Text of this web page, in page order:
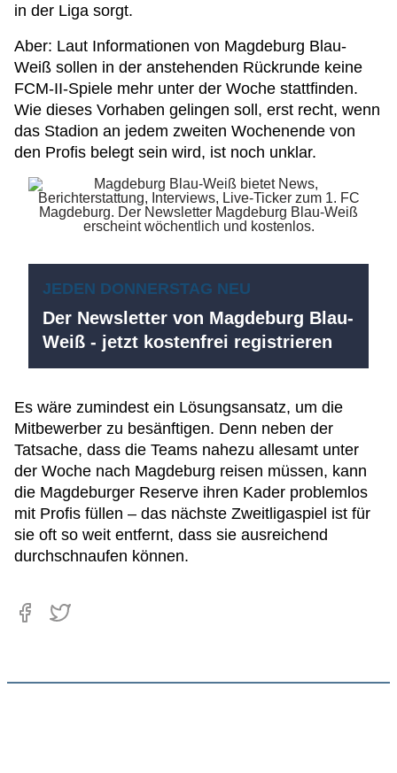
in der Liga sorgt.
Aber: Laut Informationen von Magdeburg Blau-
Weiß sollen in der anstehenden Rückrunde keine
FCM-II-Spiele mehr unter der Woche stattfinden.
Wie dieses Vorhaben gelingen soll, erst recht, wenn
das Stadion an jedem zweiten Wochenende von
den Profis belegt sein wird, ist noch unklar.
JEDEN DONNERSTAG NEU
Der Newsletter von Magdeburg Blau-
Weiß - jetzt kostenfrei registrieren
Es wäre zumindest ein Lösungsansatz, um die
Mitbewerber zu besänftigen. Denn neben der
Tatsache, dass die Teams nahezu allesamt unter
der Woche nach Magdeburg reisen müssen, kann
die Magdeburger Reserve ihren Kader problemlos
mit Profis füllen – das nächste Zweitligaspiel ist für
sie oft so weit entfernt, dass sie ausreichend
durchschnaufen können.